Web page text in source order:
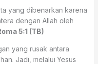
yang dibenarkan karena
dengan Allah oleh
5:1 (TB)
yang rusak antara
Jadi, melalui Yesus